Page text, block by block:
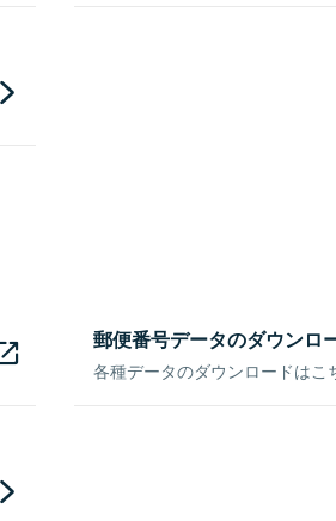
郵便番号データのダウンロ
各種データのダウンロードはこ